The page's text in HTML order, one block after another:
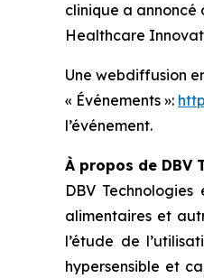
clinique a annoncé
Healthcare
Une webdiffusion
« Événements »:
l’événement.
À propos de DBV
DBV
alimentaires et
l’étude de
hypersensible et